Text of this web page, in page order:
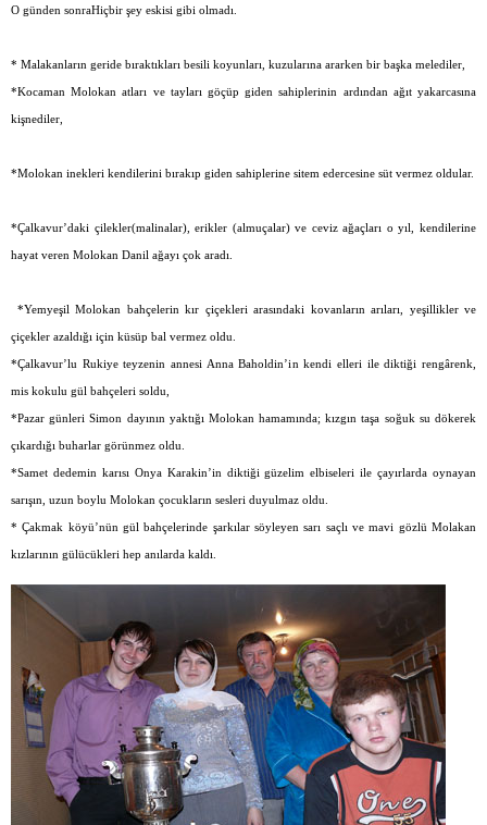
O günden sonraHiçbir şey eskisi gibi olmadı.
* Malakanların geride bıraktıkları besili koyunları, kuzularına ararken bir başka melediler,
*Kocaman Molokan atları ve tayları göçüp giden sahiplerinin ardından ağıt yakarcasına
kişnediler,
*Molokan inekleri kendilerini bırakıp giden sahiplerine sitem edercesine süt vermez oldular.
*Çalkavur’daki çilekler(malinalar), erikler (almuçalar) ve ceviz ağaçları o yıl, kendilerine
hayat veren Molokan Danil ağayı çok aradı.
*Yemyeşil Molokan bahçelerin kır çiçekleri arasındaki kovanların arıları, yeşillikler ve
çiçekler azaldığı için küsüp bal vermez oldu.
*Çalkavur’lu Rukiye teyzenin annesi Anna Baholdin’in kendi elleri ile diktiği rengârenk,
mis kokulu gül bahçeleri soldu,
*Pazar günleri Simon dayının yaktığı Molokan hamamında; kızgın taşa soğuk su dökerek
çıkardığı buharlar görünmez oldu.
*Samet dedemin karısı Onya Karakin’in diktiği güzelim elbiseleri ile çayırlarda oynayan
sarışın, uzun boylu Molokan çocukların sesleri duyulmaz oldu.
* Çakmak köyü’nün gül bahçelerinde şarkılar söyleyen sarı saçlı ve mavi gözlü Molakan
kızlarının gülücükleri hep anılarda kaldı.